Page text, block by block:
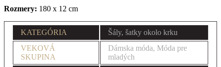
Rozmery: 180 x 12 cm
KATEGÓRIA
Šály, šatky okolo krku
VEKOVÁ
SKUPINA
Dámska móda, Móda pre
mladých